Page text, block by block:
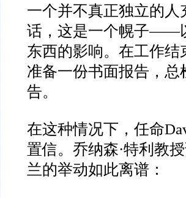
一个并不真正独立的人
话，这是一个幌子——
东西的影响。在工作
准备一份书面报告，
告。
在这种情况下，任命
置信。乔纳森·特利教
兰的举动如此离谱：